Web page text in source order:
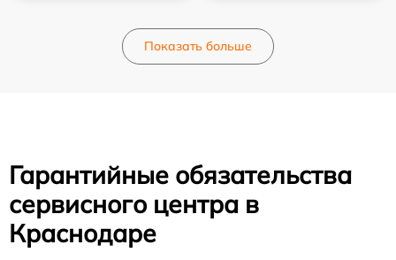
Показать больше
Гарантийные обязательства
сервисного центра в
Краснодаре